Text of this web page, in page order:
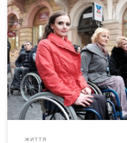
7-9 листопада ВГО «Національна
інвалідністю України» та ГО
людей з інвалідністю «Лідер»
практичний семінар для жінок з
«Сприяння реалізації прав жінок з
зростання і творчий розвиток».
адресою: м. Чернівці, вул. […]
ЖИТТЯ